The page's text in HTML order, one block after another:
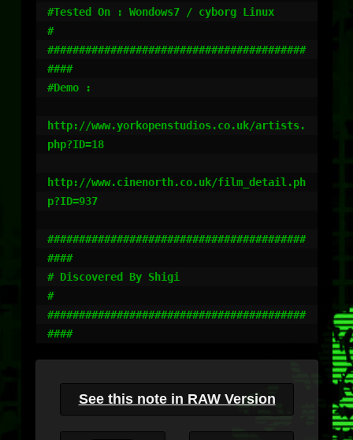
#Tested On : Wondows7 / cyborg Linux
#
#########################################
####
#Demo :
http://www.yorkopenstudios.co.uk/artists.
php?ID=18
http://www.cinenorth.co.uk/film_detail.ph
p?ID=937
#########################################
####
# Discovered By Shigi
#
#########################################
####
See this note in RAW Version